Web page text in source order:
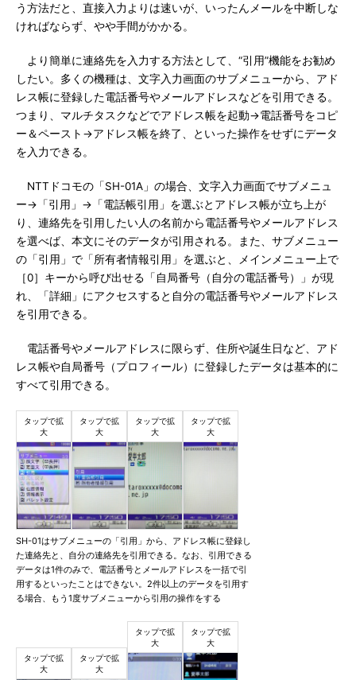
う方法だと、直接入力よりは速いが、いったんメールを中断しな
ければならず、やや手間がかかる。
より簡単に連絡先を入力する方法として、“引用”機能をお勧め
したい。多くの機種は、文字入力画面のサブメニューから、アド
レス帳に登録した電話番号やメールアドレスなどを引用できる。
つまり、マルチタスクなどでアドレス帳を起動→電話番号をコピ
ー＆ペースト→アドレス帳を終了、といった操作をせずにデータ
を入力できる。
NTTドコモの「SH-01A」の場合、文字入力画面でサブメニュ
ー→「引用」→「電話帳引用」を選ぶとアドレス帳が立ち上が
り、連絡先を引用したい人の名前から電話番号やメールアドレス
を選べば、本文にそのデータが引用される。また、サブメニュー
の「引用」で「所有者情報引用」を選ぶと、メインメニュー上で
［0］キーから呼び出せる「自局番号（自分の電話番号）」が現
れ、「詳細」にアクセスすると自分の電話番号やメールアドレス
を引用できる。
電話番号やメールアドレスに限らず、住所や誕生日など、アド
レス帳や自局番号（プロフィール）に登録したデータは基本的に
すべて引用できる。
SH-01はサブメニューの「引用」から、アドレス帳に登録し
た連絡先と、自分の連絡先を引用できる。なお、引用できる
データは1件のみで、電話番号とメールアドレスを一括で引
用するといったことはできない。2件以上のデータを引用す
る場合、もう1度サブメニューから引用の操作をする